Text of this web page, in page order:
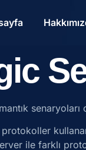
ile farklı